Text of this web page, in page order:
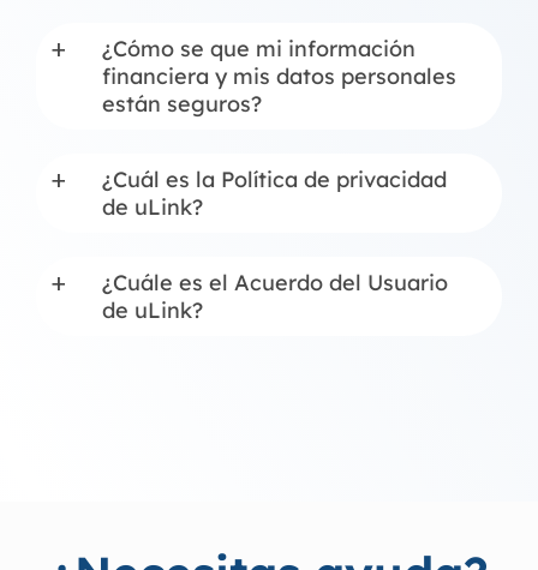
a
¿Cómo se que mi información
financiera y mis datos personales
están seguros?
a
¿Cuál es la Política de privacidad
de uLink?
a
¿Cuále es el Acuerdo del Usuario
de uLink?